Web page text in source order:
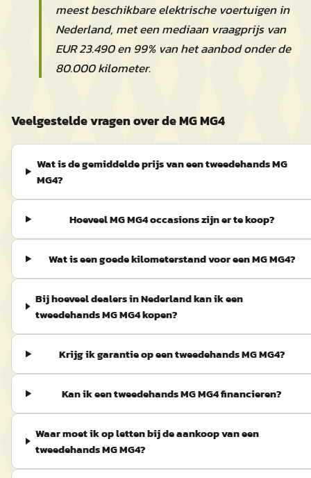
meest beschikbare elektrische voertuigen in
Nederland, met een mediaan vraagprijs van
EUR 23.490 en 99% van het aanbod onder de
80.000 kilometer.
Veelgestelde vragen over de MG MG4
Wat is de gemiddelde prijs van een tweedehands MG
MG4?
Hoeveel MG MG4 occasions zijn er te koop?
Wat is een goede kilometerstand voor een MG MG4?
Bij hoeveel dealers in Nederland kan ik een
tweedehands MG MG4 kopen?
Krijg ik garantie op een tweedehands MG MG4?
Kan ik een tweedehands MG MG4 financieren?
Waar moet ik op letten bij de aankoop van een
tweedehands MG MG4?